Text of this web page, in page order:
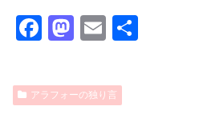
F
c
e
M
st
o
E
ail
アラフォーの独り言